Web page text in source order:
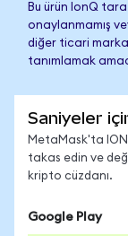
Bu ürün IonQ
onaylanmamış
diğer ticari
tanımlamak
Saniyeler
MetaMask'ta
takas edin ve
kripto cüzdanı.
Google Play